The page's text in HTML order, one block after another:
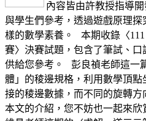
內容皆由許教授指導
與學生們參考，透過遊戲原理
樣的數學素養。 本期收錄〈
賽〉決賽試題，包含了筆試、
供給您參考。 彭良禎老師這一
體」的稜邊規格，利用數學頂
接的稜邊數據，而不同的旋轉
本文的介紹，您不妨也一起來